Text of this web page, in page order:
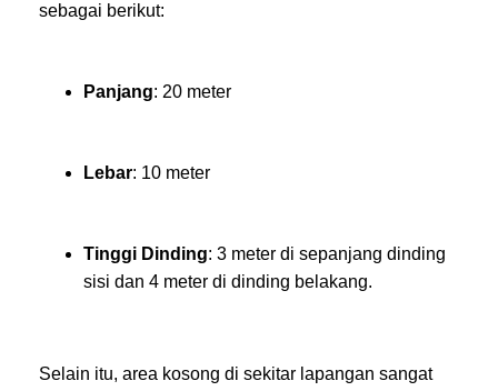
sebagai berikut:
Panjang: 20 meter
Lebar: 10 meter
Tinggi Dinding: 3 meter di sepanjang dinding
sisi dan 4 meter di dinding belakang.
Selain itu, area kosong di sekitar lapangan sangat